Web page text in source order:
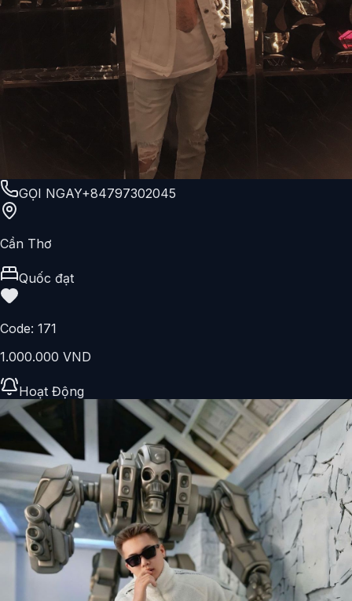
GỌI NGAY+84797302045
Cần Thơ
Quốc đạt
Code: 171
1.000.000 VND
Hoạt Động